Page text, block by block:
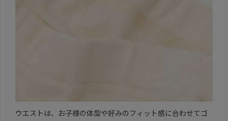
ウエストは、お子様の体型や好みのフィット感に合わせてゴ